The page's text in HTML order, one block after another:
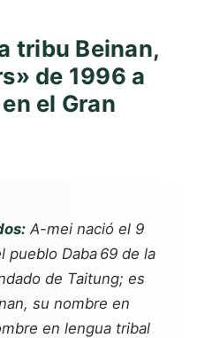
tribu Beinan,
de 1996 a
el Gran
A-mei nació el 9
pueblo Daba 69 de la
de Taitung; es
su nombre en
en lengua tribal